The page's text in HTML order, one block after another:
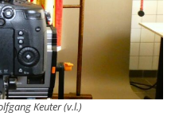
Keuter (v.l.)